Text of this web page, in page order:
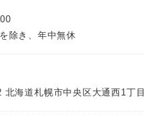
除き、年中無休
北海道札幌市中央区大通西1丁